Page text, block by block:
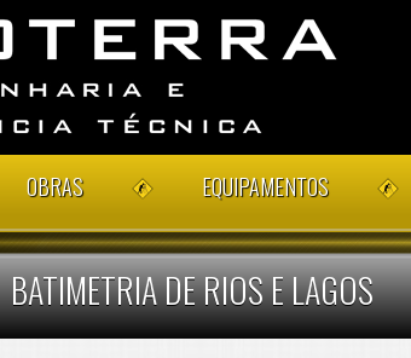
OBRAS EQUIPAMENTOS
BATIMETRIA DE RIOS E LAGOS